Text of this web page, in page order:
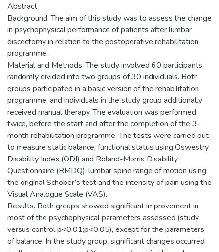
Abstract
Background. The aim of this study was to assess the change
in psychophysical performance of patients after lumbar
discectomy in relation to the postoperative rehabilitation
programme.
Material and Methods. The study involved 60 participants
randomly divided into two groups of 30 individuals. Both
groups participated in a basic version of the rehabilitation
programme, and individuals in the study group additionally
received manual therapy. The evaluation was performed
twice, before the start and after the completion of the 3-
month rehabilitation programme. The tests were carried out
to measure static balance, functional status using Oswestry
Disability Index (ODI) and Roland-Morris Disability
Questionnaire (RMDQ), lumbar spine range of motion using
the original Schober’s test and the intensity of pain using the
Visual Analogue Scale (VAS).
Results. Both groups showed significant improvement in
most of the psychophysical parameters assessed (study
versus control p<0.01;p<0.05), except for the parameters
of balance. In the study group, significant changes occurred